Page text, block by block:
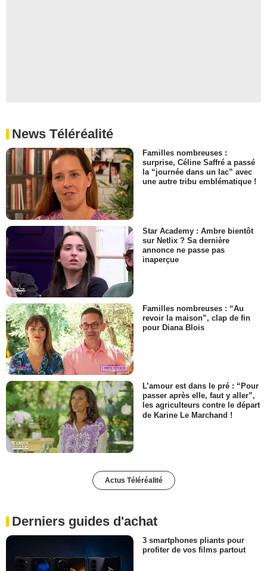
News Téléréalité
Familles nombreuses :
surprise, Céline Saffré a passé
la “journée dans un lac” avec
une autre tribu emblématique !
Star Academy : Ambre bientôt
sur Netlix ? Sa dernière
annonce ne passe pas
inaperçue
Familles nombreuses : “Au
revoir la maison”, clap de fin
pour Diana Blois
L’amour est dans le pré : “Pour
passer après elle, faut y aller”,
les agriculteurs contre le départ
de Karine Le Marchand !
Actus Téléréalité
Derniers guides d'achat
3 smartphones pliants pour
profiter de vos films partout